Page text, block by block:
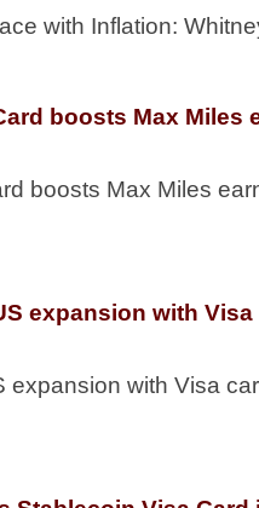
with Inflation:
boosts Max Miles
boosts Max Miles
expansion with
expansion with Visa